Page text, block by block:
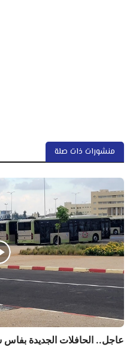
منشورات ذات صلة
عاجل.. الحافلات الجديدة